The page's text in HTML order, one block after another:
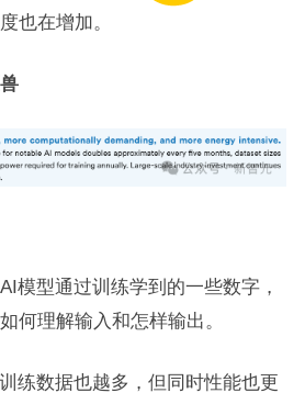
也在增加。
模型通过训练学到的一些数字，
何理解输入和怎样输出。
练数据也越多，但同时性能也更